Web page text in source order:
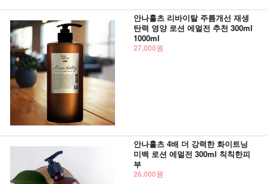
안나홀츠 리바이탈 주름개선 재생
탄력 영양 로션 에멀전 추천 300ml
1000ml
27,000원
안나홀츠 4배 더 강력한 화이트닝
미백 로션 에멀전 300ml 칙칙한피
부
26,000원